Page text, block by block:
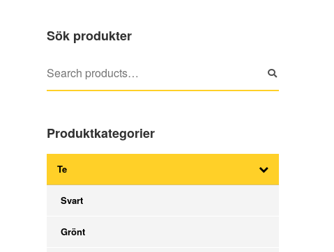
Sök produkter
Produktkategorier
Te
Svart
Grönt